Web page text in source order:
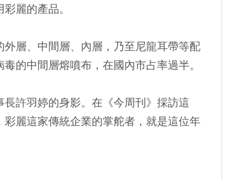
麗的產品。
外層、中間層、內層，乃至尼龍耳帶等配
的中間層熔噴布，在國內市占率過半。
許羽婷的身影。在《今周刊》採訪這
麗這家傳統企業的掌舵者，就是這位年